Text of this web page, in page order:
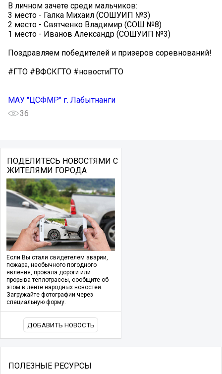
В личном зачете среди мальчиков:
3 место - Галка Михаил (СОШУИП №3)
2 место - Святченко Владимир (СОШ №8)
1 место - Иванов Александр (СОШУИП №3)
Поздравляем победителей и призеров соревнований!
#ГТО #ВФСКГТО #новостиГТО
МАУ "ЦСФМР" г. Лабытнанги
36
ПОДЕЛИТЕСЬ НОВОСТЯМИ С
ЖИТЕЛЯМИ ГОРОДА
Если Вы стали свидетелем аварии,
пожара, необычного погодного
явления, провала дороги или
прорыва теплотрассы, сообщите об
этом в ленте народных новостей.
Загружайте фотографии через
специальную форму.
ДОБАВИТЬ НОВОСТЬ
ПОЛЕЗНЫЕ РЕСУРСЫ